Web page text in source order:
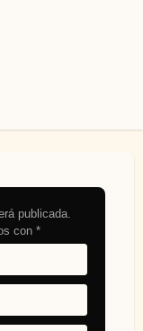
publicada.
con *